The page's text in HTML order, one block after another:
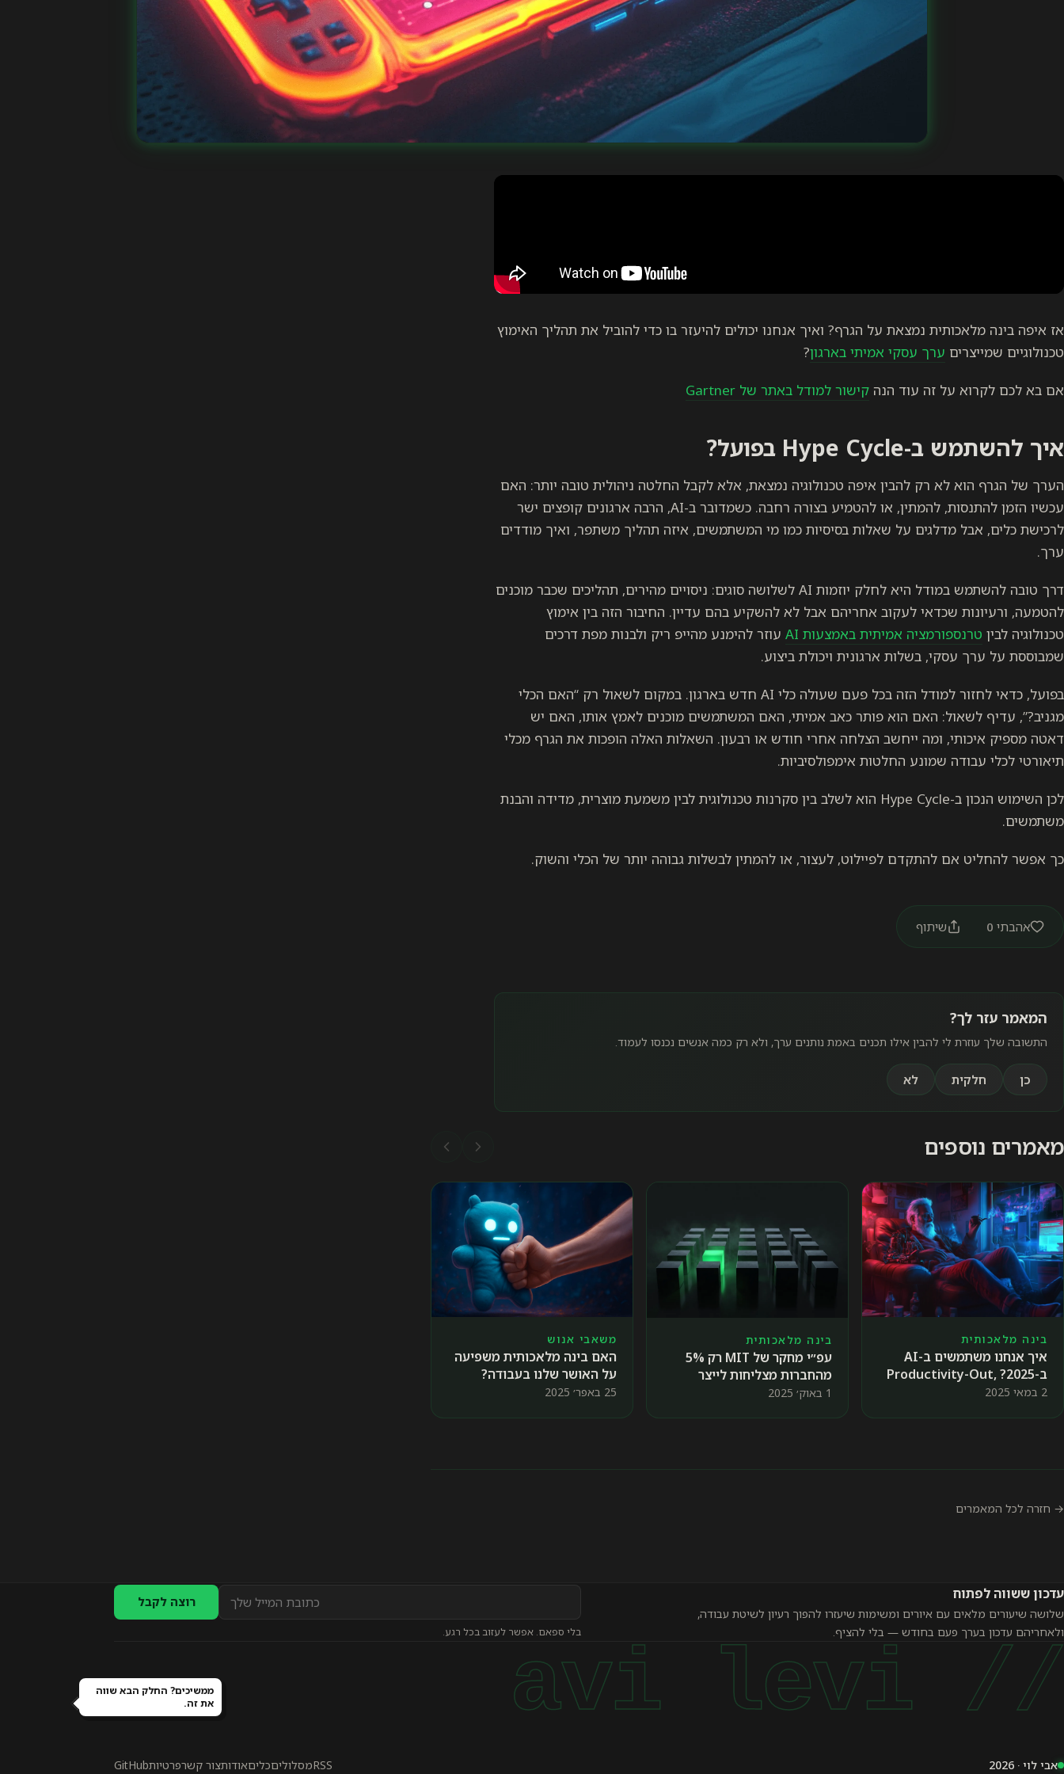
אז איפה בינה מלאכותית נמצאת על הגרף? ואיך אנחנו יכולים להיעזר בו כדי להוביל את תהליך האימוץ
טכנולוגיים שמייצרים ערך עסקי אמיתי בארגון?
אם בא לכם לקרוא על זה עוד הנה קישור למודל באתר של Gartner
איך להשתמש ב-Hype Cycle בפועל?
הערך של הגרף הוא לא רק להבין איפה טכנולוגיה נמצאת, אלא לקבל החלטה ניהולית טובה יותר: האם
עכשיו הזמן להתנסות, להמתין, או להטמיע בצורה רחבה. כשמדובר ב-AI, הרבה ארגונים קופצים ישר
לרכישת כלים, אבל מדלגים על שאלות בסיסיות כמו מי המשתמשים, איזה תהליך משתפר, ואיך מודדים
ערך.
דרך טובה להשתמש במודל היא לחלק יוזמות AI לשלושה סוגים: ניסויים מהירים, תהליכים שכבר מוכנים
להטמעה, ורעיונות שכדאי לעקוב אחריהם אבל לא להשקיע בהם עדיין. החיבור הזה בין אימוץ
טכנולוגיה לבין טרנספורמציה אמיתית באמצעות AI
עוזר להימנע מהייפ ריק ולבנות מפת דרכים
שמבוססת על ערך עסקי, בשלות ארגונית ויכולת ביצוע.
בפועל, כדאי לחזור למודל הזה בכל פעם שעולה כלי AI חדש בארגון. במקום לשאול רק “האם הכלי
מגניב?”, עדיף לשאול: האם הוא פותר כאב אמיתי, האם המשתמשים מוכנים לאמץ אותו, האם יש
דאטה מספיק איכותי, ומה ייחשב הצלחה אחרי חודש או רבעון. השאלות האלה הופכות את הגרף מכלי
תיאורטי לכלי עבודה שמונע החלטות אימפולסיביות.
לכן השימוש הנכון ב-Hype Cycle הוא לשלב בין סקרנות טכנולוגית לבין משמעת מוצרית, מדידה והבנת
משתמשים.
כך אפשר להחליט אם להתקדם לפיילוט, לעצור, או להמתין לבשלות גבוהה יותר של הכלי והשוק.
אהבתי 0 שיתוף
המאמר עזר לך?
התשובה שלך עוזרת לי להבין אילו תכנים באמת נותנים ערך, ולא רק כמה אנשים נכנסו לעמוד.
כן חלקית לא
מאמרים נוספים
בינה מלאכותית
איך אנחנו משתמשים ב-AI
ב-2025? Productivity-Out,
Well-Being-IN
2 במאי 2025
בינה מלאכותית
עפ״י מחקר של MIT רק 5%
מהחברות מצליחות לייצר
1 באוק׳ 2025
משאבי אנוש
האם בינה מלאכותית משפיעה
על האושר שלנו בעבודה?
25 באפר׳ 2025
→ חזרה לכל המאמרים
עדכון ששווה לפתוח
שלושה שיעורים מלאים עם איורים ומשימות שיעזרו להפוך רעיון לשיטת עבודה,
ולאחריהם עדכון בערך פעם בחודש — בלי להציף.
אימייל
לעדכונים
רוצה לקבל
בלי ספאם. אפשר לעזוב בכל רגע.
// avi levi
אבי לוי · 2026 RSSמסלוליםכליםאודותצור קשרפרטיותGitHub
ממשיכים? החלק הבא שווה
את זה.